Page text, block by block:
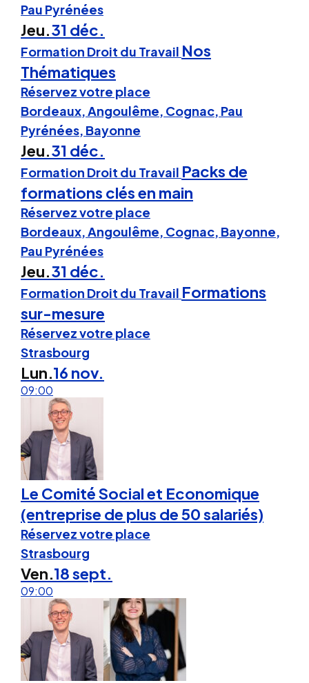
Pau Pyrénées
Jeu.31 déc.
Formation Droit du Travail Nos
Thématiques
Réservez votre place
Bordeaux, Angoulême, Cognac, Pau
Pyrénées, Bayonne
Jeu.31 déc.
Formation Droit du Travail Packs de
formations clés en main
Réservez votre place
Bordeaux, Angoulême, Cognac, Bayonne,
Pau Pyrénées
Jeu.31 déc.
Formation Droit du Travail Formations
sur-mesure
Réservez votre place
Strasbourg
Lun.16 nov.
09:00
Le Comité Social et Economique
(entreprise de plus de 50 salariés)
Réservez votre place
Strasbourg
Ven.18 sept.
09:00